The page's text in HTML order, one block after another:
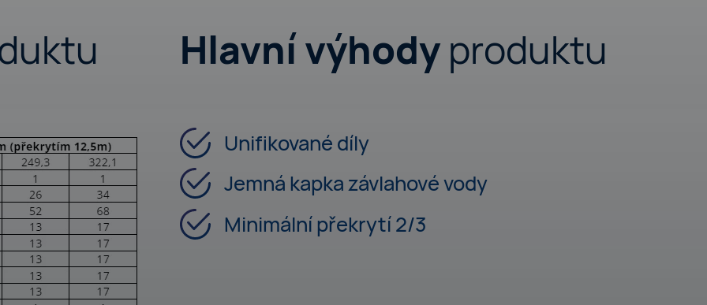
Hlavní výhody produktu
Unifikované díly
Jemná kapka závlahové vody
Minimální překrytí 2/3